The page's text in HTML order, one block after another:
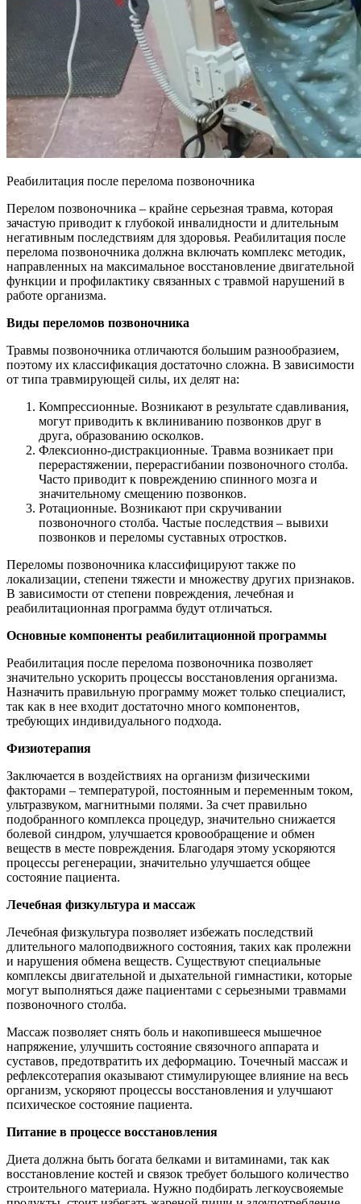
Реабилитация после перелома позвоночника
Перелом позвоночника – крайне серьезная травма, которая
зачастую приводит к глубокой инвалидности и длительным
негативным последствиям для здоровья. Реабилитация после
перелома позвоночника должна включать комплекс методик,
направленных на максимальное восстановление двигательной
функции и профилактику связанных с травмой нарушений в
работе организма.
Виды переломов позвоночника
Травмы позвоночника отличаются большим разнообразием,
поэтому их классификация достаточно сложна. В зависимости
от типа травмирующей силы, их делят на:
Компрессионные. Возникают в результате сдавливания,
могут приводить к вклиниванию позвонков друг в
друга, образованию осколков.
Флексионно-дистракционные. Травма возникает при
перерастяжении, перерасгибании позвоночного столба.
Часто приводит к повреждению спинного мозга и
значительному смещению позвонков.
Ротационные. Возникают при скручивании
позвоночного столба. Частые последствия – вывихи
позвонков и переломы суставных отростков.
Переломы позвоночника классифицируют также по
локализации, степени тяжести и множеству других признаков.
В зависимости от степени повреждения, лечебная и
реабилитационная программа будут отличаться.
Основные компоненты реабилитационной программы
Реабилитация после перелома позвоночника позволяет
значительно ускорить процессы восстановления организма.
Назначить правильную программу может только специалист,
так как в нее входит достаточно много компонентов,
требующих индивидуального подхода.
Физиотерапия
Заключается в воздействиях на организм физическими
факторами – температурой, постоянным и переменным током,
ультразвуком, магнитными полями. За счет правильно
подобранного комплекса процедур, значительно снижается
болевой синдром, улучшается кровообращение и обмен
веществ в месте повреждения. Благодаря этому ускоряются
процессы регенерации, значительно улучшается общее
состояние пациента.
Лечебная физкультура и массаж
Лечебная физкультура позволяет избежать последствий
длительного малоподвижного состояния, таких как пролежни
и нарушения обмена веществ. Существуют специальные
комплексы двигательной и дыхательной гимнастики, которые
могут выполняться даже пациентами с серьезными травмами
позвоночного столба.
Массаж позволяет снять боль и накопившееся мышечное
напряжение, улучшить состояние связочного аппарата и
суставов, предотвратить их деформацию. Точечный массаж и
рефлексотерапия оказывают стимулирующее влияние на весь
организм, ускоряют процессы восстановления и улучшают
психическое состояние пациента.
Питание в процессе восстановления
Диета должна быть богата белками и витаминами, так как
восстановление костей и связок требует большого количество
строительного материала. Нужно подбирать легкоусвояемые